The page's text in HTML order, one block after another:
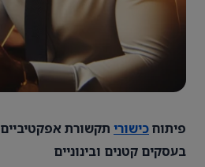
פיתוחכישורי תקשורת אפקטיביים
בעסקים קטנים ובינוניים